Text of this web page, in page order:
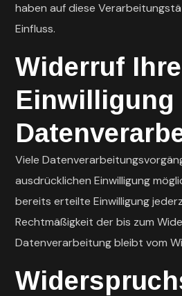
haben auf diese
Einfluss.
Widerruf
Einwilligung
Viele
ausdrücklichen Einwilligung
bereits erteilte Einwilligung
Rechtmäßigkeit der bis zum
Datenverarbeitung bleibt vom